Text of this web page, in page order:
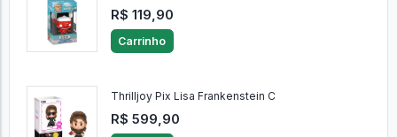
R$ 119,90
Carrinho
Thrilljoy Pix Lisa Frankenstein C
R$ 599,90